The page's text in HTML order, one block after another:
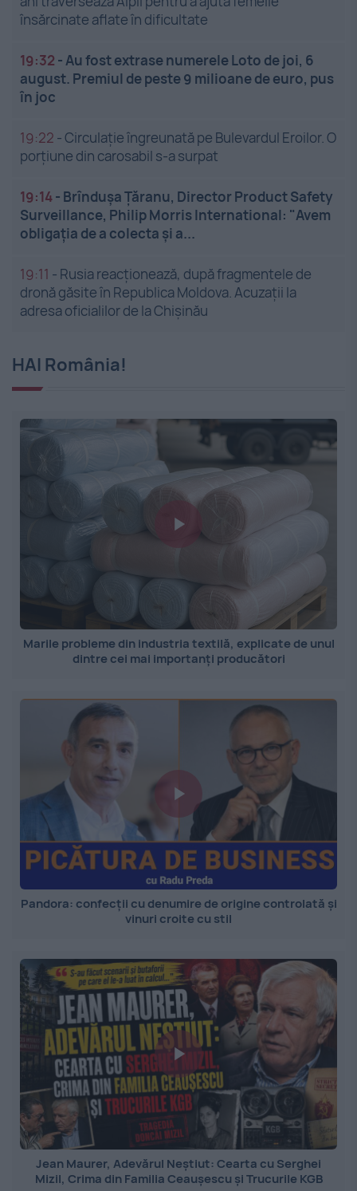
însărcinate aflate în dificultate
19:32 -Au fost extrase numerele Loto de joi, 6
august. Premiul de peste 9 milioane de euro, pus
în joc
19:22 -Circulație îngreunată pe Bulevardul Eroilor. O
porțiune din carosabil s-a surpat
19:14- Brîndușa Țăranu, Director Product Safety
Surveillance, Philip Morris International: "Avem
obligația de a colecta și a...
19:11 - Rusia reacționează, după fragmentele de
dronă găsite în Republica Moldova. Acuzații la
adresa oficialilor de la Chișinău
HAI România!
Marile probleme din industria textilă, explicate de unul
dintre cei mai importanți producători
Pandora: confecții cu denumire de origine controlată și
vinuri croite cu stil
Jean Maurer, Adevărul Neștiut: Cearta cu Serghei
Mizil, Crima din Familia Ceaușescu și Trucurile KGB